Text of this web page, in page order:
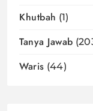
Khutbah (1)
Tanya Jawab
Waris (44)